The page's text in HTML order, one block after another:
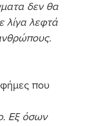
δεν θα
λίγα λεφτά
φήμες που
Εξ όσων